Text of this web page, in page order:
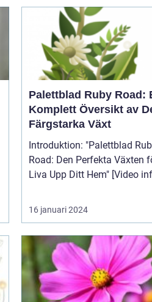
Palettblad Ruby Road:
Komplett Översikt av
Färgstarka Växt
Introduktion: "Palettblad Ruby
Road: Den Perfekta Växten
Liva Upp Ditt Hem"
16 januari 2024